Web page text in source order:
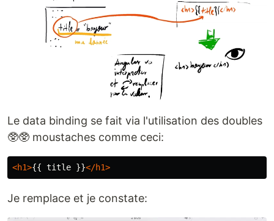
Le data binding se fait via l'utilisation des doubles
🥸🥸 moustaches comme ceci:
<h1>{{ title }}</h1>
Je remplace et je constate: